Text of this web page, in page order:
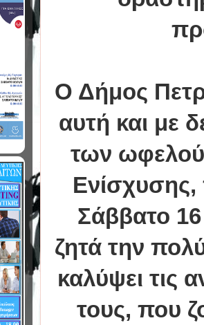
Ο Δήμος
αυτή και με
των
Ενίσχυσης,
Σάββατο
ζητά την
καλύψει τις
τους, που